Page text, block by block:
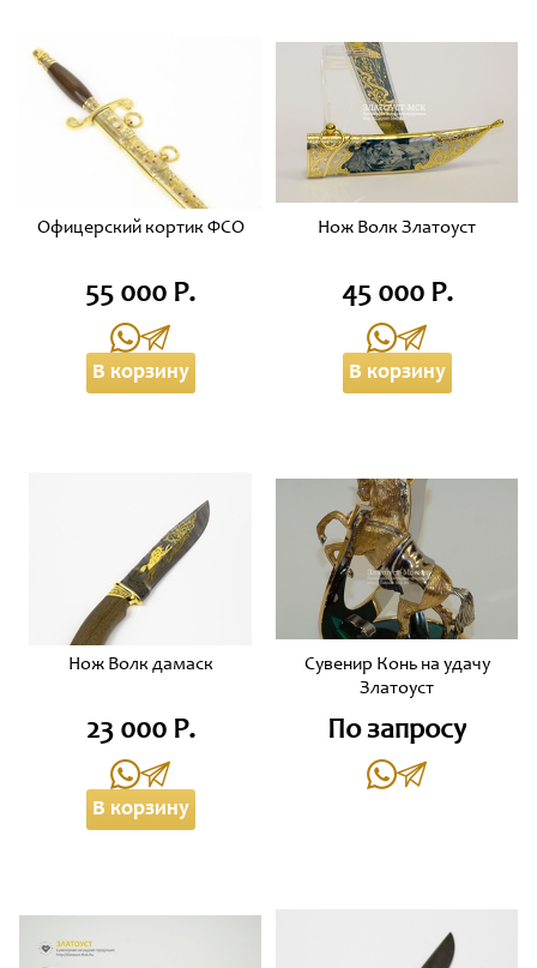
Офицерский кортик ФСО
55 000 Р.
В корзину
Нож Волк Златоуст
45 000 Р.
В корзину
Нож Волк дамаск
23 000 Р.
В корзину
Сувенир Конь на удачу
Златоуст
По запросу